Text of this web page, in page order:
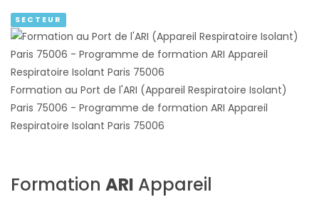
SECTEUR
Formation au Port de l'ARI (Appareil Respiratoire Isolant)
Paris 75006 - Programme de formation ARI Appareil
Respiratoire Isolant Paris 75006
Formation ARI Appareil